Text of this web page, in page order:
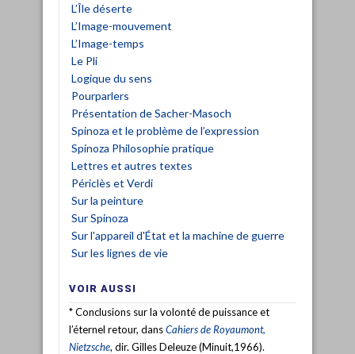
L’Île déserte
L’Image-mouvement
L’Image-temps
Le Pli
Logique du sens
Pourparlers
Présentation de Sacher-Masoch
Spinoza et le problème de l’expression
Spinoza Philosophie pratique
Lettres et autres textes
Périclès et Verdi
Sur la peinture
Sur Spinoza
Sur l'appareil d'État et la machine de guerre
Sur les lignes de vie
VOIR AUSSI
* Conclusions sur la volonté de puissance et
l’éternel retour, dansCahiers de Royaumont,
Nietzsche, dir. Gilles Deleuze (Minuit,1966).